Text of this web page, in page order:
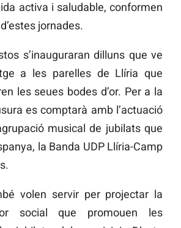
activa i saludable, conformen
jornades.
s’inauguraran dilluns que ve
a les parelles de Llíria que
les seues bodes d’or. Per a la
es comptarà amb l’actuació
musical de jubilats que
la Banda UDP Llíria-Camp
volen servir per projectar la
social que promouen les